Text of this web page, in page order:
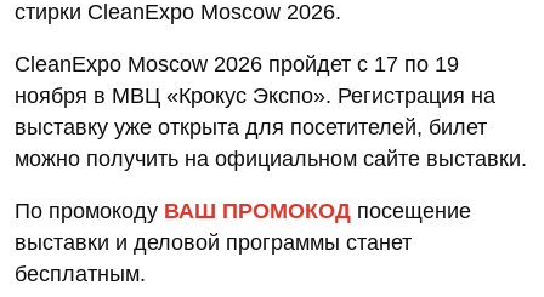
стирки CleanExpo Moscow 2026.
CleanExpo Moscow 2026 пройдет с 17 по 19
ноября в МВЦ «Крокус Экспо». Регистрация на
выставку уже открыта для посетителей, билет
можно получить на официальном сайте выставки.
По промокоду ВАШ ПРОМОКОД посещение
выставки и деловой программы станет
бесплатным.